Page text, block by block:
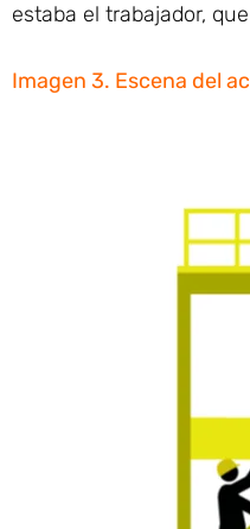
estaba el trabajador,
Imagen 3. Escena del